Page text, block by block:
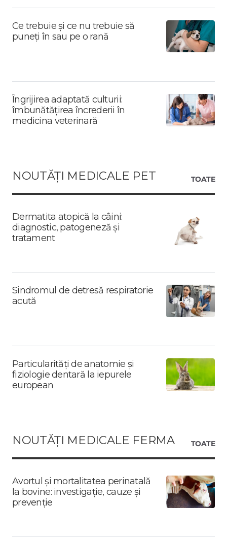
Ce trebuie și ce nu trebuie să
puneți în sau pe o rană
Îngrijirea adaptată culturii:
îmbunătățirea încrederii în
medicina veterinară
NOUTĂȚI MEDICALE PET TOATE
Dermatita atopică la câini:
diagnostic, patogeneză și
tratament
Sindromul de detresă respiratorie
acută
Particularități de anatomie și
fiziologie dentară la iepurele
european
NOUTĂȚI MEDICALE FERMA TOATE
Avortul și mortalitatea perinatală
la bovine: investigație, cauze și
prevenție